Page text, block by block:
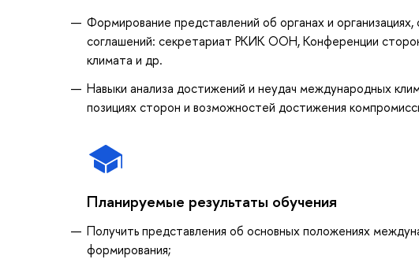
Формирование представлений об органах и
соглашений: секретариат РКИК ООН, Конференции
климата и др.
Навыки анализа достижений и неудач международных
позициях сторон и возможностей достижения
Планируемые результаты обучения
Получить представления об основных положениях
формирования;